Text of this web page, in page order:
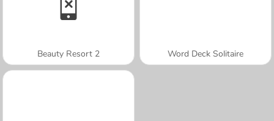
Beauty Resort 2 Word Deck Solitaire